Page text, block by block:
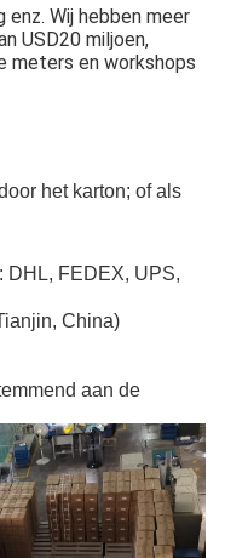
enz. Wij hebben meer
USD20 miljoen,
meters en workshops
het karton; of als
DHL, FEDEX, UPS,
, China)
aan de